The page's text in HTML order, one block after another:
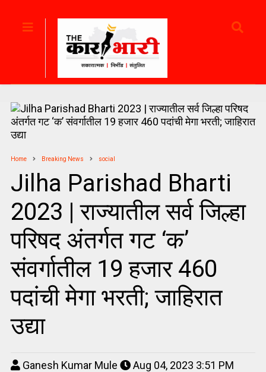
Home Breaking News social
Jilha Parishad Bharti
2023 | राज्यातील सर्व जिल्हा
परिषद अंतर्गत गट ‘क’
संवर्गातील 19 हजार 460
पदांची मेगा भरती; जाहिरात
उद्या
Ganesh Kumar Mule
Aug 04, 2023 3:51 PM